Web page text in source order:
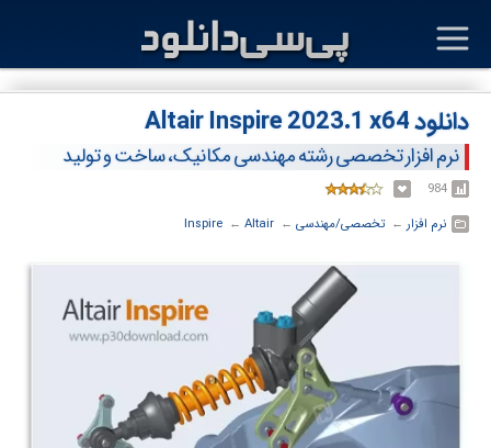
دانلود Altair Inspire 2023.1 x64
نرم افزار تخصصی رشته مهندسی مکانیک، ساخت و تولید
984
نرم افزار ← ‏تخصصی/مهندسی ← ‏
Altair
← ‏
Inspire